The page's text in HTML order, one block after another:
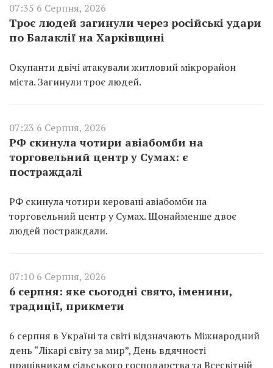
07:35 6 Серпня, 2026
Троє людей загинули через російські удари
по Балаклії на Харківщині
Окупанти двічі атакували житловий мікрорайон
міста. Загинули троє людей.
07:23 6 Серпня, 2026
РФ скинула чотири авіабомби на
торговельний центр у Сумах: є
постраждалі
РФ скинула чотири керовані авіабомби на
торговельний центр у Сумах. Щонайменше двоє
людей постраждали.
07:10 6 Серпня, 2026
6 серпня: яке сьогодні свято, іменини,
традиції, прикмети
6 серпня в Україні та світі відзначають Міжнародний
день “Лікарі світу за мир”, День вдячності
працівникам сільського господарства та Всесвітній